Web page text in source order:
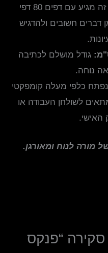
פנקס זה מגיע עם דפים 80 דפי
דברים חשובים ולהדגיש
גודל מושלם לכתיבה
נוחה.
כלפי מעלה קומפקטי
מתאים לשולחן העבודה או
האישי.
מורה לנוח ומאורגן.
“פנקס